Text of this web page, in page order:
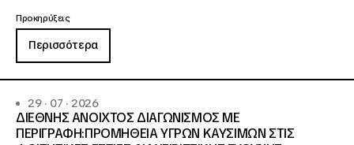
Προκηρύξεις
Περισσότερα
29 · 07 · 2026
ΔΙΕΘΝΗΣ ΑΝΟΙΧΤΟΣ ΔΙΑΓΩΝΙΣΜΟΣ ΜΕ
ΠΕΡΙΓΡΑΦΗ:ΠΡΟΜΗΘΕΙΑ ΥΓΡΩΝ ΚΑΥΣΙΜΩΝ ΣΤΙΣ